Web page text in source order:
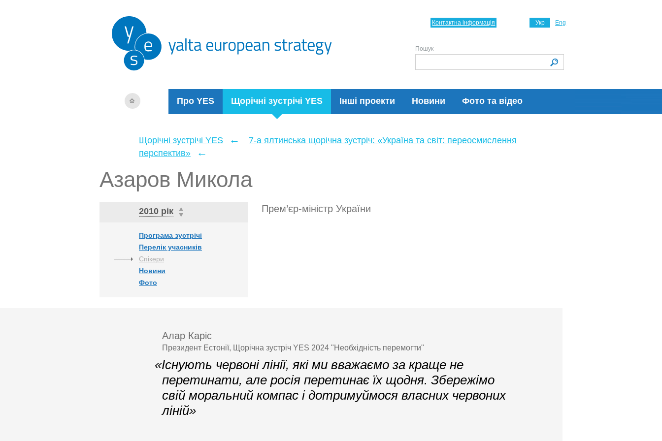
Про YES Щорічні зустрічі YES Інші проекти Новини Фото та відео
Укр Eng
Контактна інформація
Пошук
Щорічні зустрічі YES ←
7-а ялтинська щорічна зустріч: «Україна та світ: переосмислення
перспектив»
←
Азаров Микола
2010 рік
Програма зустрічі
Перелік учасників
Спікери
Новини
Фото
Прем’єр-міністр України
Алар Каріс
Президент Естонії, Щорічна зустріч YES 2024 "Необхідність перемогти"
«Існують червоні лінії, які ми вважаємо за краще не
перетинати, але росія перетинає їх щодня. Збережімо
свій моральний компас і дотримуймося власних червоних
ліній»